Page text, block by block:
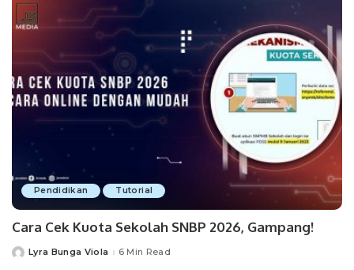
Pendidikan Tutorial
Cara Cek Kuota Sekolah SNBP 2026, Gampang!
PostedLyra Bunga Viola 6 Min Read